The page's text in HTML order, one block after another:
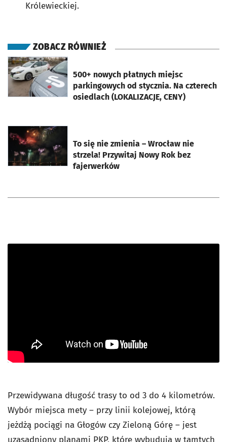
Królewieckiej.
ZOBACZ RÓWNIEŻ
500+ nowych płatnych miejsc
parkingowych od stycznia. Na czterech
osiedlach (LOKALIZACJE, CENY)
otworzy się w nowej karcie
To się nie zmienia – Wrocław nie
strzela! Przywitaj Nowy Rok bez
fajerwerków
otworzy się w nowej karcie
Przewidywana długość trasy to od 3 do 4 kilometrów.
Wybór miejsca mety – przy linii kolejowej, którą
jeżdżą pociągi na Głogów czy Zieloną Górę – jest
uzasadniony planami PKP, które wybudują w tamtych